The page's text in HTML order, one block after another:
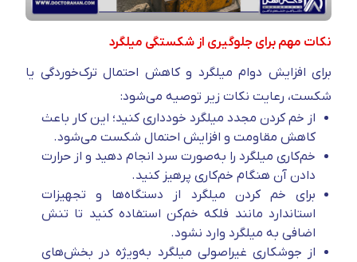
نکات مهم برای جلوگیری از شکستگی میلگرد
برای افزایش دوام میلگرد و کاهش احتمال ترک‌خوردگی یا
شکست، رعایت نکات زیر توصیه می‌شود:
از خم کردن مجدد میلگرد خودداری کنید؛ این کار باعث
کاهش مقاومت و افزایش احتمال شکست می‌شود.
خم‌کاری میلگرد را به‌صورت سرد انجام دهید و از حرارت
دادن آن هنگام خم‌کاری پرهیز کنید.
برای خم کردن میلگرد از دستگاه‌ها و تجهیزات
استاندارد مانند فلکه خم‌کن استفاده کنید تا تنش
اضافی به میلگرد وارد نشود.
از جوشکاری غیراصولی میلگرد به‌ویژه در بخش‌های